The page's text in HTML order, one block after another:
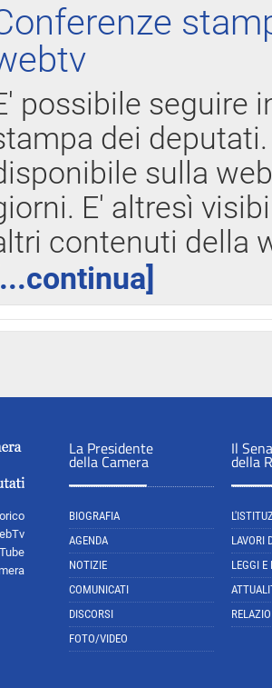
possibile seguire
dei
sulla
E' altresì
contenuti della
La Presidente
della Camera
BIOGRAFIA
AGENDA
NOTIZIE
COMUNICATI
DISCORSI
FOTO/VIDEO
Il
della
LAVORI
LEGGI E